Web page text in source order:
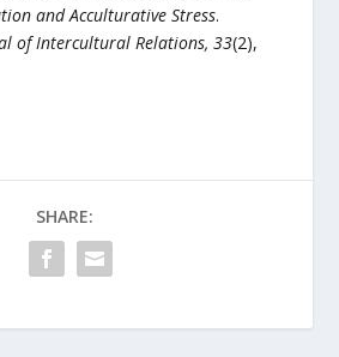
and Acculturative Stress.
of Intercultural Relations, 33(2),
SHARE: